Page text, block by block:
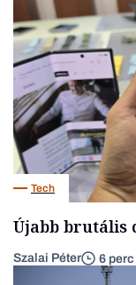
Tech
Újabb brutális
Szalai Péter 6 perc